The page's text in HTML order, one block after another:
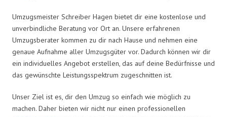
Umzugsmeister Schreiber Hagen bietet dir eine kostenlose und
unverbindliche Beratung vor Ort an. Unsere erfahrenen
Umzugsberater kommen zu dir nach Hause und nehmen eine
genaue Aufnahme aller Umzugsgüter vor. Dadurch können wir dir
ein individuelles Angebot erstellen, das auf deine Bedürfnisse und
das gewünschte Leistungsspektrum zugeschnitten ist.
Unser Ziel ist es, dir den Umzug so einfach wie möglich zu
machen. Daher bieten wir nicht nur einen professionellen